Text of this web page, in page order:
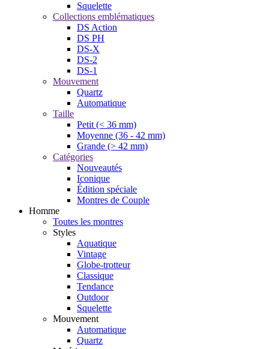
Squelette
Collections emblématiques
DS Action
DS PH
DS-X
DS-2
DS-1
Mouvement
Quartz
Automatique
Taille
Petit (< 36 mm)
Moyenne (36 - 42 mm)
Grande (> 42 mm)
Catégories
Nouveautés
Iconique
Édition spéciale
Montres de Couple
Homme
Toutes les montres
Styles
Aquatique
Vintage
Globe-trotteur
Classique
Tendance
Outdoor
Squelette
Mouvement
Automatique
Quartz